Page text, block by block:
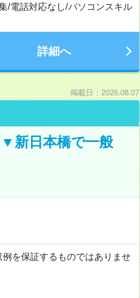
/電話対応なし/パソコンスキル
詳細へ
掲載日：2026.08.07
▼新日本橋で一般
を保証するものではありませ